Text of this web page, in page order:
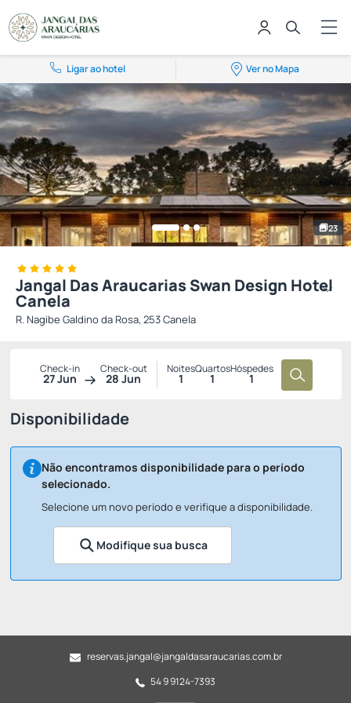
Ligar ao hotel Ver no Mapa
23
Jangal Das Araucarias Swan Design Hotel
Canela
R. Nagibe Galdino da Rosa, 253 Canela
Check-in
27 Jun
Check-out
28 Jun
Noites
1
Quartos
1
Hóspedes
1
Disponibilidade
Não encontramos disponibilidade para o período
selecionado.
Selecione um novo período e verifique a disponibilidade.
Modifique sua busca
reservas.jangal@jangaldasaraucarias.com.br
54 9 9124-7393